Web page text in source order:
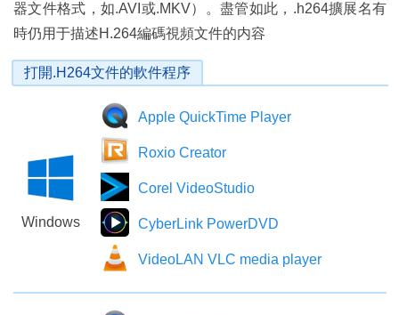
器文件格式，如.AVI或.MKV）。盡管如此，.h264擴展名有
時仍用于描述H.264編碼視頻文件的内容
打開.H264文件的軟件程序
Windows
Apple QuickTime Player
Roxio Creator
Corel VideoStudio
CyberLink PowerDVD
VideoLAN VLC media player